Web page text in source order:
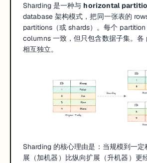
Sharding 是一种与 horizontal
database 架构模式，把同一张表的
partitions（或 shards）。每个
columns 一致，但只包含数据子集。各
相互独立。
Sharding 的核心理由是：当规模到一
展（加机器）比纵向扩展（升机器）更